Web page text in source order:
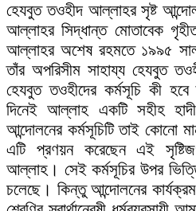
হেযবুত তওহীদ আল্লাহর সৃষ্ট
আল্লাহর সিদ্ধান্ত মোতাবেক
আল্লাহর অশেষ রহমতে ১৯৯৫
তাঁর অপরিসীম সাহায্য হেযবুত
হেযবুত তওহীদের কর্মসূচি কী
দিনেই আল্লাহ একটি সহীহ
আন্দোলনের কর্মসূচিটি তাই কোনো
এটি প্রণয়ন করেছেন এই
আল্লাহ। সেই কর্মসূচির উপর
চলেছে। কিন্তু আন্দোলনের